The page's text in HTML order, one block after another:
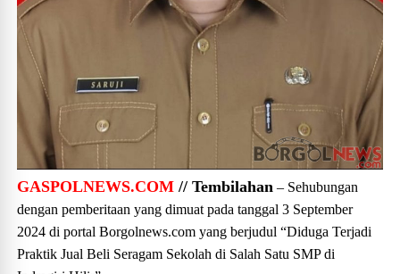
GASPOLNEWS.COM // Tembilahan – Sehubungan
dengan pemberitaan yang dimuat pada tanggal 3 September
2024 di portal Borgolnews.com yang berjudul “Diduga Terjadi
Praktik Jual Beli Seragam Sekolah di Salah Satu SMP di